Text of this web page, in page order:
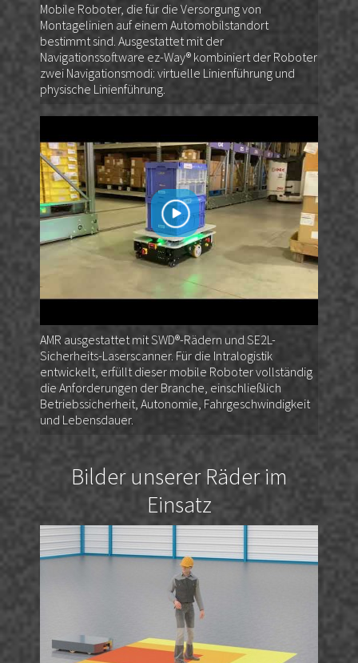
Mobile Roboter, die für die Versorgung von
Montagelinien auf einem Automobilstandort
bestimmt sind. Ausgestattet mit der
Navigationssoftware ez-Way® kombiniert der Roboter
zwei Navigationsmodi: virtuelle Linienführung und
physische Linienführung.
AMR ausgestattet mit SWD®-Rädern und SE2L-
Sicherheits-Laserscanner. Für die Intralogistik
entwickelt, erfüllt dieser mobile Roboter vollständig
die Anforderungen der Branche, einschließlich
Betriebssicherheit, Autonomie, Fahrgeschwindigkeit
und Lebensdauer.
Bilder unserer Räder im
Einsatz